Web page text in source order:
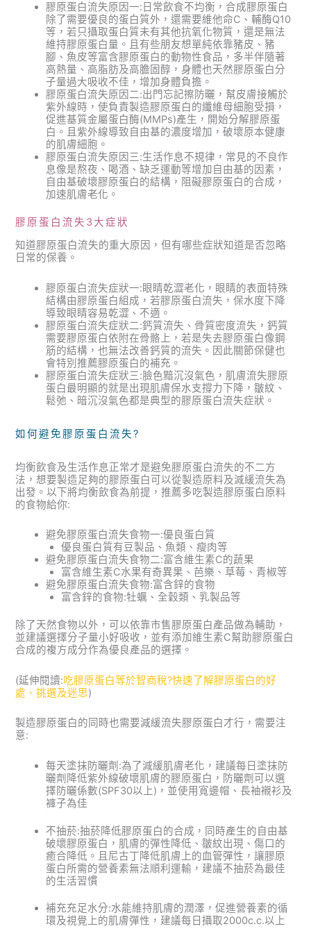
膠原蛋白流失原因一:日常飲食不均衡，合成膠原蛋白
除了需要優良的蛋白質外，還需要維他命C、輔酶Q10
等，若只攝取蛋白質未有其他抗氧化物質，還是無法
維持膠原蛋白量。且有些朋友想單純依靠豬皮、豬
腳、魚皮等富含膠原蛋白的動物性食品，多半伴隨著
高熱量、高脂肪及高膽固醇，身體也天然膠原蛋白分
子量過大吸收不佳，增加身體負擔。
膠原蛋白流失原因二:出門忘記擦防曬，幫皮膚接觸於
紫外線時，使負責製造膠原蛋白的纖維母細胞受損，
促進基質金屬蛋白酶(MMPs)產生，開始分解膠原蛋
白。且紫外線導致自由基的濃度增加，破壞原本健康
的肌膚細胞。
膠原蛋白流失原因三:生活作息不規律，常見的不良作
息像是熬夜、喝酒、缺乏運動等增加自由基的因素，
自由基破壞膠原蛋白的結構，阻礙膠原蛋白的合成，
加速肌膚老化。
膠原蛋白流失3大症狀
知道膠原蛋白流失的重大原因，但有哪些症狀知道是否忽略
日常的保養。
膠原蛋白流失症狀一:眼睛乾澀老化，眼睛的表面特殊
結構由膠原蛋白組成，若膠原蛋白流失，保水度下降
導致眼睛容易乾澀、不適。
膠原蛋白流失症狀二:鈣質流失、骨質密度流失，鈣質
需要膠原蛋白依附在骨骼上，若是失去膠原蛋白像鋼
筋的結構，也無法改善鈣質的流失。因此關節保健也
會特別推薦膠原蛋白的補充。
膠原蛋白流失症狀三:臉色黯沉沒氣色，肌膚流失膠原
蛋白最明顯的就是出現肌膚保水支撐力下降，皺紋、
鬆弛、暗沉沒氣色都是典型的膠原蛋白流失症狀。
如何避免膠原蛋白流失?
均衡飲食及生活作息正常才是避免膠原蛋白流失的不二方
法，想要製造足夠的膠原蛋白可以從製造原料及減緩流失為
出發。以下將均衡飲食為前提，推薦多吃製造膠原蛋白原料
的食物給你:
避免膠原蛋白流失食物一:優良蛋白質
優良蛋白質有豆製品、魚類、瘦肉等
避免膠原蛋白流失食物二:富含維生素C的蔬果
富含維生素C水果有奇異果、芭樂、草莓、青椒等
避免膠原蛋白流失食物:富含鋅的食物
富含鋅的食物:牡蠣、全穀類、乳製品等
除了天然食物以外，可以依靠市售膠原蛋白產品做為輔助，
並建議選擇分子量小好吸收，並有添加維生素C幫助膠原蛋白
合成的複方成分作為優良產品的選擇。
(延伸閱讀:吃膠原蛋白等於智商稅?快速了解膠原蛋白的好
處、挑選及迷思)
製造膠原蛋白的同時也需要減緩流失膠原蛋白才行，需要注
意:
每天塗抹防曬劑:為了減緩肌膚老化，建議每日塗抹防
曬劑降低紫外線破壞肌膚的膠原蛋白，防曬劑可以選
擇防曬係數(SPF30以上)，並使用寬邊帽、長袖襯衫及
褲子為佳
不抽菸:抽菸降低膠原蛋白的合成，同時產生的自由基
破壞膠原蛋白，肌膚的彈性降低、皺紋出現、傷口的
癒合降低。且尼古丁降低肌膚上的血管彈性，讓膠原
蛋白所需的營養素無法順利運輸，建議不抽菸為最佳
的生活習慣
補充充足水分:水能維持肌膚的潤澤，促進營養素的循
環及視覺上的肌膚彈性，建議每日攝取2000c.c.以上